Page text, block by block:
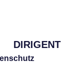
DIRIGENT